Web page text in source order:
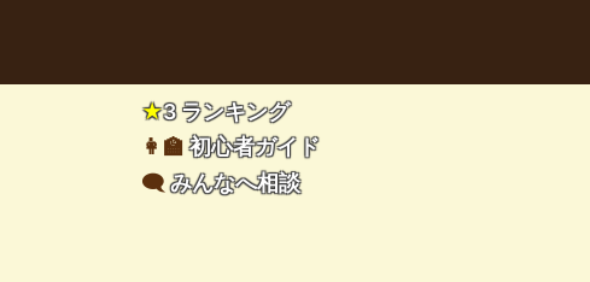
★3 ランキング
👩‍🏫初心者ガイド
🗨️みんなへ相談